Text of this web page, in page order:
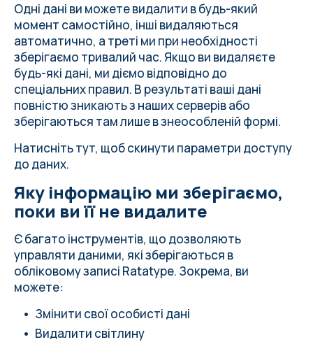
Одні дані ви можете видалити в будь-який
момент самостійно, інші видаляються
автоматично, а треті ми при необхідності
зберігаємо тривалий час. Якщо ви видаляєте
будь-які дані, ми діємо відповідно до
спеціальних правил. В результаті ваші дані
повністю зникають з наших серверів або
зберігаються там лише в знеособленій формі.
Натисніть тут, щоб скинути параметри доступу
до даних.
Яку інформацію ми зберігаємо,
поки ви її не видалите
Є багато інструментів, що дозволяють
управляти даними, які зберігаються в
обліковому записі Ratatype. Зокрема, ви
можете:
Змінити свої особисті дані
Видалити світлину